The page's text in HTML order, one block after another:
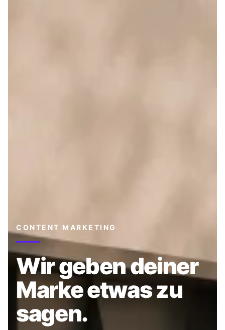
CONTENT MARKETING
Wir geben deiner
Marke etwas zu
sagen.